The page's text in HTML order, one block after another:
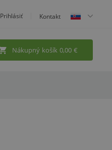
Prihlásiť Kontakt
Nákupný košík 0,00 €